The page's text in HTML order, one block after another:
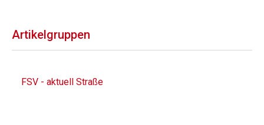
Artikelgruppen
FSV - aktuell Straße